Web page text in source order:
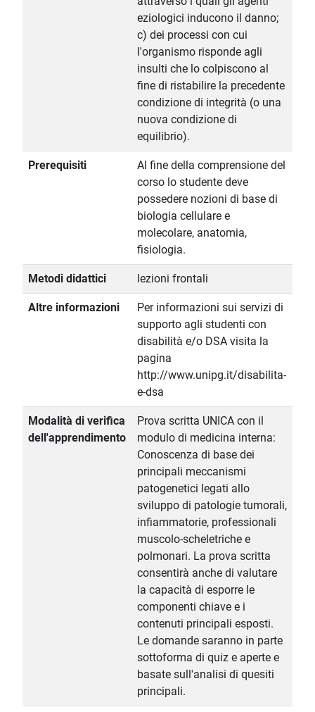
eziologici inducono il danno;
c) dei processi con cui
l'organismo risponde agli
insulti che lo colpiscono al
fine di ristabilire la precedente
condizione di integrità (o una
nuova condizione di
equilibrio).
Prerequisiti
Al fine della comprensione del
corso lo studente deve
possedere nozioni di base di
biologia cellulare e
molecolare, anatomia,
fisiologia.
Metodi didattici lezioni frontali
Altre informazioni
Per informazioni sui servizi di
supporto agli studenti con
disabilità e/o DSA visita la
pagina
http://www.unipg.it/disabilita-
e-dsa
Modalità di verifica
dell'apprendimento
Prova scritta UNICA con il
modulo di medicina interna:
Conoscenza di base dei
principali meccanismi
patogenetici legati allo
sviluppo di patologie tumorali,
infiammatorie, professionali
muscolo-scheletriche e
polmonari. La prova scritta
consentirà anche di valutare
la capacità di esporre le
componenti chiave e i
contenuti principali esposti.
Le domande saranno in parte
sottoforma di quiz e aperte e
basate sull'analisi di quesiti
principali.